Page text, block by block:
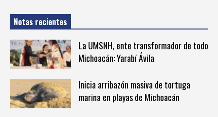
Notas recientes
La UMSNH, ente transformador de todo
Michoacán: Yarabí Ávila
Inicia arribazón masiva de tortuga
marina en playas de Michoacán